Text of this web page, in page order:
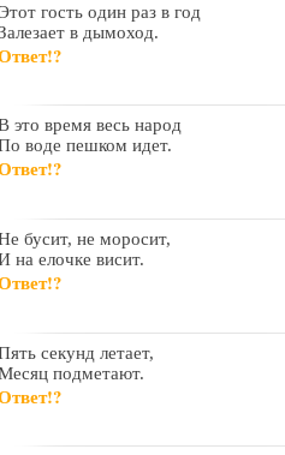
гость один раз в год
в дымоход.
это время весь народ
воде пешком идет.
бусит, не моросит,
на елочке висит.
секунд летает,
подметают.